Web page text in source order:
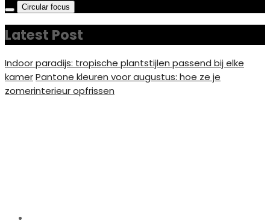
Circular focus
Latest Post
Indoor paradijs: tropische plantstijlen passend bij elke
kamerPantone kleuren voor augustus: hoe ze je
zomerinterieur opfrissen